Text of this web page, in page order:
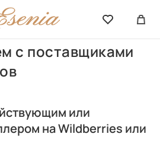
с поставщиками
или
на Wildberries или